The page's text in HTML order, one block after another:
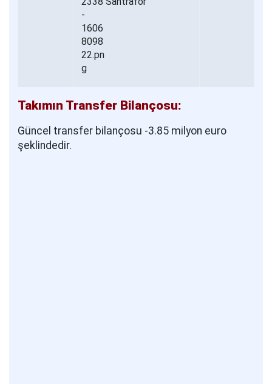
Takımın Transfer Bilançosu:
Güncel transfer bilançosu -3.85 milyon euro
şeklindedir.